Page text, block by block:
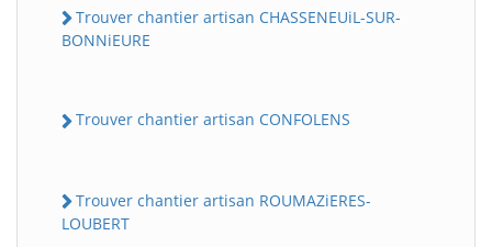
Trouver chantier artisan CHASSENEUiL-SUR-
BONNiEURE
Trouver chantier artisan CONFOLENS
Trouver chantier artisan ROUMAZiERES-
LOUBERT